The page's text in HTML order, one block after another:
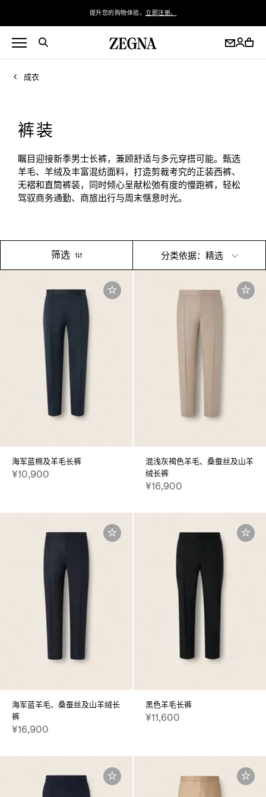
提升您的购物体验。 立即注册。
成衣
裤装
瞩目迎接新季男士长裤，兼顾舒适与多元穿搭可能。甄选
羊毛、羊绒及丰富混纺面料，打造剪裁考究的正装西裤、
无褶和直筒裤装，同时倾心呈献松弛有度的慢跑裤，轻松
驾驭商务通勤、商旅出行与周末惬意时光。
筛选 分类依据：精选
海军蓝棉及羊毛长裤
¥10,900
混浅灰褐色羊毛、桑蚕丝及山羊
绒长裤
¥16,900
海军蓝羊毛、桑蚕丝及山羊绒长
裤
¥16,900
黑色羊毛长裤
¥11,600